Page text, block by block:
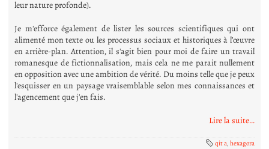
leur nature profonde).
Je m'efforce également de lister les sources scientifiques qui ont
alimenté mon texte ou les processus sociaux et historiques à l’œuvre
en arrière-plan. Attention, il s'agit bien pour moi de faire un travail
romanesque de fictionnalisation, mais cela ne me parait nullement
en opposition avec une ambition de vérité. Du moins telle que je peux
l'esquisser en un paysage vraisemblable selon mes connaissances et
l'agencement que j'en fais.
Lire la suite...
qit a, hexagora